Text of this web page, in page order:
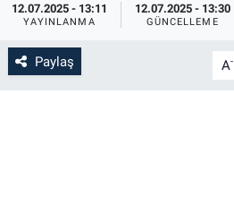
12.07.2025 - 13:11
YAYINLANMA
12.07.2025 - 13:30
GÜNCELLEME
Paylaş A-